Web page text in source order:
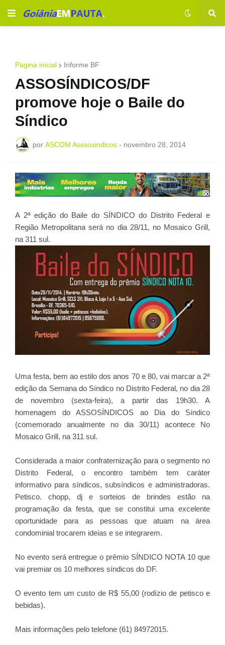
Página inicial Informe BF
ASSOSÍNDICOS/DF
promove hoje o Baile do
Síndico
por ASCOM Asssosindicos - novembro 28, 2014
A 2ª edição do Baile do SÍNDICO do Distrito Federal e
Região Metropolitana será no dia 28/11, no Mosaico Grill,
na 311 sul.
Uma festa, bem ao estilo dos anos 70 e 80, vai marcar a 2ª
edição da Semana do Síndico no Distrito Federal, no dia 28
de novembro (sexta-feira), a partir das 19h30. A
homenagem do ASSOSÍNDICOS ao Dia do Síndico
(comemorado anualmente no dia 30/11) acontece No
Mosaico Grill, na 311 sul.
Considerada a maior confraternização para o segmento no
Distrito Federal, o encontro também tem caráter
informativo para síndicos, subsíndicos e administradoras.
Petisco. chopp, dj e sorteios de brindes estão na
programação da festa, que se constitui uma excelente
oportunidade para as pessoas que atuam na área
condominial trocarem ideias e se integrarem.
No evento será entregue o prêmio SÍNDICO NOTA 10 que
vai premiar os 10 melhores síndicos do DF.
O evento tem um custo de R$ 55,00 (rodízio de petisco e
bebidas).
Mais informações pelo telefone (61) 84972015.